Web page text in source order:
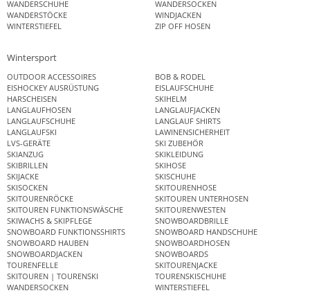
WANDERSCHUHE
WANDERSOCKEN
WANDERSTÖCKE
WINDJACKEN
WINTERSTIEFEL
ZIP OFF HOSEN
Wintersport
OUTDOOR ACCESSOIRES
BOB & RODEL
EISHOCKEY AUSRÜSTUNG
EISLAUFSCHUHE
HARSCHEISEN
SKIHELM
LANGLAUFHOSEN
LANGLAUFJACKEN
LANGLAUFSCHUHE
LANGLAUF SHIRTS
LANGLAUFSKI
LAWINENSICHERHEIT
LVS-GERÄTE
SKI ZUBEHÖR
SKIANZUG
SKIKLEIDUNG
SKIBRILLEN
SKIHOSE
SKIJACKE
SKISCHUHE
SKISOCKEN
SKITOURENHOSE
SKITOURENRÖCKE
SKITOUREN UNTERHOSEN
SKITOUREN FUNKTIONSWÄSCHE
SKITOURENWESTEN
SKIWACHS & SKIPFLEGE
SNOWBOARDBRILLE
SNOWBOARD FUNKTIONSSHIRTS
SNOWBOARD HANDSCHUHE
SNOWBOARD HAUBEN
SNOWBOARDHOSEN
SNOWBOARDJACKEN
SNOWBOARDS
TOURENFELLE
SKITOURENJACKE
SKITOUREN | TOURENSKI
TOURENSKISCHUHE
WANDERSOCKEN
WINTERSTIEFEL